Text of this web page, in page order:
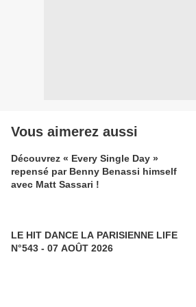
Vous aimerez aussi
Découvrez « Every Single Day »
repensé par Benny Benassi himself
avec Matt Sassari !
LE HIT DANCE LA PARISIENNE LIFE
N°543 - 07 AOÛT 2026